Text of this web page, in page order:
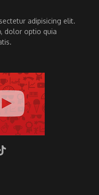
adipisicing elit.
dolor optio quia